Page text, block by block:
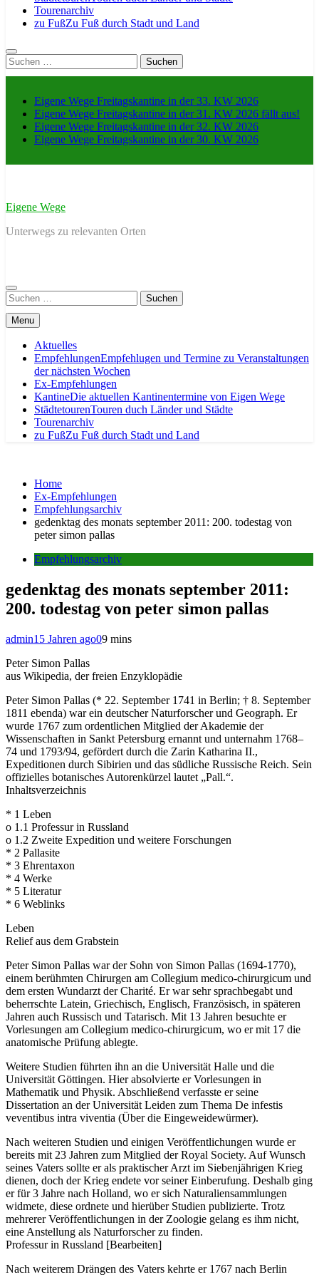
Tourenarchiv
zu FußZu Fuß durch Stadt und Land
Suche
nach:
Eigene Wege Freitagskantine in der 33. KW 2026
Eigene Wege Freitagskantine in der 31. KW 2026 fällt aus!
Eigene Wege Freitagskantine in der 32. KW 2026
Eigene Wege Freitagskantine in der 30. KW 2026
Eigene Wege
Unterwegs zu relevanten Orten
Suche
nach:
Menu
Aktuelles
EmpfehlungenEmpfehlugen und Termine zu Veranstaltungen
der nächsten Wochen
Ex-Empfehlungen
KantineDie aktuellen Kantinentermine von Eigen Wege
StädtetourenTouren duch Länder und Städte
Tourenarchiv
zu FußZu Fuß durch Stadt und Land
Home
Ex-Empfehlungen
Empfehlungsarchiv
gedenktag des monats september 2011: 200. todestag von
peter simon pallas
Empfehlungsarchiv
gedenktag des monats september 2011:
200. todestag von peter simon pallas
admin15 Jahren ago09 mins
Peter Simon Pallas
aus Wikipedia, der freien Enzyklopädie
Peter Simon Pallas (* 22. September 1741 in Berlin; † 8. September
1811 ebenda) war ein deutscher Naturforscher und Geograph. Er
wurde 1767 zum ordentlichen Mitglied der Akademie der
Wissenschaften in Sankt Petersburg ernannt und unternahm 1768–
74 und 1793/94, gefördert durch die Zarin Katharina II.,
Expeditionen durch Sibirien und das südliche Russische Reich. Sein
offizielles botanisches Autorenkürzel lautet „Pall.“.
Inhaltsverzeichnis
* 1 Leben
o 1.1 Professur in Russland
o 1.2 Zweite Expedition und weitere Forschungen
* 2 Pallasite
* 3 Ehrentaxon
* 4 Werke
* 5 Literatur
* 6 Weblinks
Leben
Relief aus dem Grabstein
Peter Simon Pallas war der Sohn von Simon Pallas (1694-1770),
einem berühmten Chirurgen am Collegium medico-chirurgicum und
dem ersten Wundarzt der Charité. Er war sehr sprachbegabt und
beherrschte Latein, Griechisch, Englisch, Französisch, in späteren
Jahren auch Russisch und Tatarisch. Mit 13 Jahren besuchte er
Vorlesungen am Collegium medico-chirurgicum, wo er mit 17 die
anatomische Prüfung ablegte.
Weitere Studien führten ihn an die Universität Halle und die
Universität Göttingen. Hier absolvierte er Vorlesungen in
Mathematik und Physik. Abschließend verfasste er seine
Dissertation an der Universität Leiden zum Thema De infestis
veventibus intra viventia (Über die Eingeweidewürmer).
Nach weiteren Studien und einigen Veröffentlichungen wurde er
bereits mit 23 Jahren zum Mitglied der Royal Society. Auf Wunsch
seines Vaters sollte er als praktischer Arzt im Siebenjährigen Krieg
dienen, doch der Krieg endete vor seiner Einberufung. Deshalb ging
er für 3 Jahre nach Holland, wo er sich Naturaliensammlungen
widmete, diese ordnete und hierüber Studien publizierte. Trotz
mehrerer Veröffentlichungen in der Zoologie gelang es ihm nicht,
eine Anstellung als Naturforscher zu finden.
Professur in Russland [Bearbeiten]
Nach weiterem Drängen des Vaters kehrte er 1767 nach Berlin